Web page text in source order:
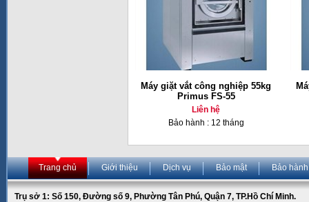
Máy giặt vắt công nghiệp 55kg
Primus FS-55
Liên hệ
Bảo hành : 12 tháng
Trang chủ Giới thiệu Dịch vụ Bảo mật Bảo hành
Trụ sở 1: Số 150, Đường số 9, Phường Tân Phú, Quận 7, TP.Hồ Chí Minh.